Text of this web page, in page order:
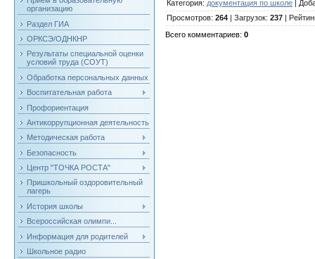
организацию
Раздел ГИА
ОРКСЭ/ОДНКНР
Результаты специальной оценки
условий труда (СОУТ)
Обработка персональных данных
Воспитательная работа
Профориентация
Антикоррупционная деятельность
Методическая работа
Безопасность
Центр "ТОЧКА РОСТА"
Пришкольный оздоровительный
лагерь
История школы
Всероссийская олимпи...
Информация для родителей
Школьное радио
Категория: документация по школе
Просмотров: 264 Загрузок: 237
Всего комментариев: 0